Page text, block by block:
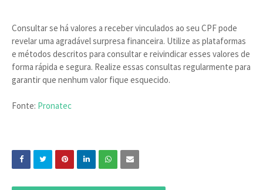
Consultar se há valores a receber vinculados ao seu CPF pode
revelar uma agradável surpresa financeira. Utilize as plataformas
e métodos descritos para consultar e reivindicar esses valores de
forma rápida e segura. Realize essas consultas regularmente para
garantir que nenhum valor fique esquecido.
Fonte: Pronatec